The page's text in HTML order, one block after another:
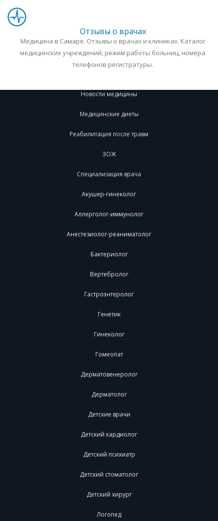
Отзывы о врачах
Медицина в Самаре. Отзывы о врачах и клиниках. Каталог
медицинских учреждений, режим работы больниц, номера
телефонов регистратуры.
Новости медицины
Медицинские диеты
Реабилитация после травм
ЗОЖ
Специализация врача
Акушер-гинеколог
Аллерголог-иммунолог
Анестезиолог-реаниматолог
Бактериолог
Вертебролог
Гастроэнтеролог
Генетик
Гинеколог
Гомеопат
Дерматовенеролог
Дерматолог
Детские врачи
Детский кардиолог
Детский психиатр
Детский стоматолог
Детский хирург
Логопед